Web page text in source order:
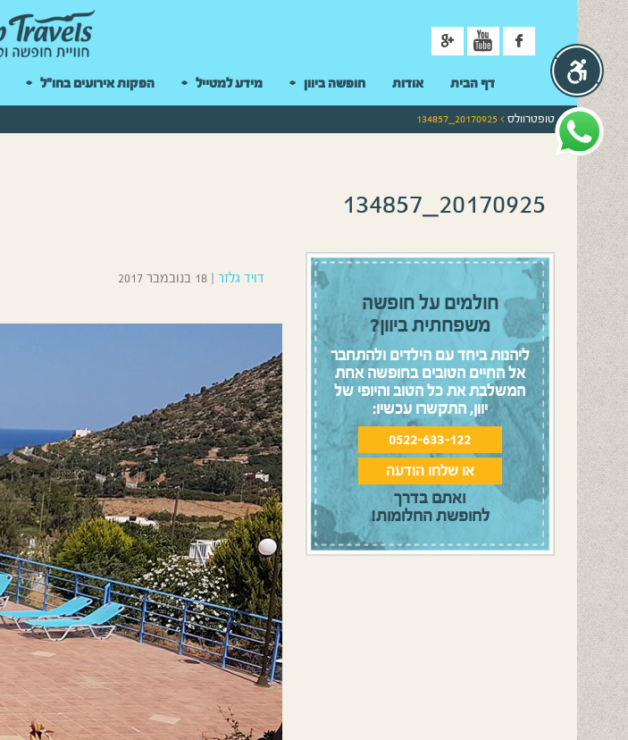
דף הבית אודות חופשה ביוון מידע למטייל הפקות אירועים בחו"ל
טופטרוולס > 20170925_134857
20170925_134857
דויד גלזר 18 בנובמבר 2017
חולמים על חופשה
משפחתית ביוון?
ליהנות ביחד עם הילדים ולהתחבר
אל החיים הטובים בחופשה אחת
המשלבת את כל הטוב והיופי של
יוון, התקשרו עכשיו:
0522-633-122
או שלחו הודעה
ואתם בדרך
לחופשת החלומות!